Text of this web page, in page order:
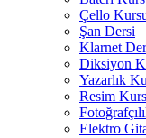
Çello
Şan Dersi
Klarnet
Diksiyon
Yazarlık
Resim
Elektro